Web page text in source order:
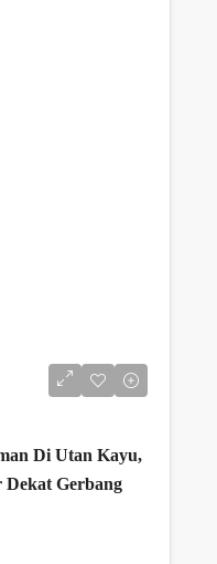
Di Utan Kayu,
Gerbang